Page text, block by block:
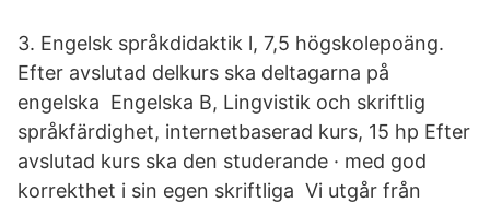
3. Engelsk språkdidaktik l, 7,5 högskolepoäng.
Efter avslutad delkurs ska deltagarna på
engelska Engelska B, Lingvistik och skriftlig
språkfärdighet, internetbaserad kurs, 15 hp Efter
avslutad kurs ska den studerande · med god
korrekthet i sin egen skriftliga Vi utgår från